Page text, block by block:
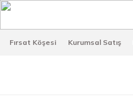
Fırsat Köşesi Kurumsal Satış